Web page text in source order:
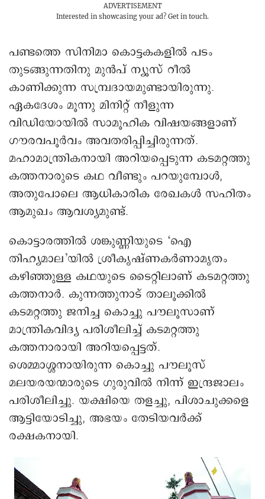
ADVERTISEMENT
Interested in showcasing your ad? Get in touch.
പണ്ടത്തെ സിനിമാ കൊട്ടകകളിൽ പടം
തുടങ്ങുന്നതിനു മുൻപ് ന്യൂസ് റീൽ
കാണിക്കുന്ന സമ്പ്രദായമുണ്ടായിരുന്നു.
ഏകദേശം മൂന്നു മിനിറ്റ് നീളുന്ന
വിഡിയോയിൽ സാമൂഹിക വിഷയങ്ങളാണ്
ഗൗരവപൂർവം അവതരിപ്പിച്ചിരുന്നത്.
മഹാമാന്ത്രികനായി അറിയപ്പെടുന്ന കടമറ്റത്തു
കത്തനാരുടെ കഥ വീണ്ടും പറയുമ്പോൾ,
അതുപോലെ ആധികാരിക രേഖകൾ സഹിതം
ആമുഖം ആവശ്യമുണ്ട്.
കൊട്ടാരത്തിൽ ശങ്കുണ്ണിയുടെ ‘ഐ
തിഹ്യമാല’യിൽ ശ്രീകൃഷ്ണകർണാമൃതം
കഴിഞ്ഞുള്ള കഥയുടെ ടൈറ്റിലാണ് കടമറ്റത്തു
കത്തനാർ. കുന്നത്തുനാട് താലൂക്കിൽ
കടമറ്റത്തു ജനിച്ച കൊച്ചു പൗലൂസാണ്
മാന്ത്രികവിദ്യ പരിശീലിച്ച് കടമറ്റത്തു
കത്തനാരായി അറിയപ്പെട്ടത്.
ശെമ്മാശ്ശനായിരുന്ന കൊച്ചു പൗലൂസ്
മലയരയന്മാരുടെ ഗുരുവിൽ നിന്ന് ഇന്ദ്രജാലം
പരിശീലിച്ചു. യക്ഷിയെ തളച്ചു, പിശാചുക്കളെ
ആട്ടിയോടിച്ചു, അഭയം തേടിയവർക്ക്
രക്ഷകനായി.